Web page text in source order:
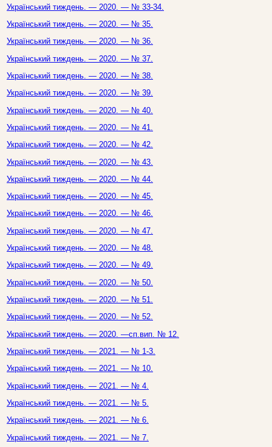
Український тиждень. — 2020. — № 33-34.
Український тиждень. — 2020. — № 35.
Український тиждень. — 2020. — № 36.
Український тиждень. — 2020. — № 37.
Український тиждень. — 2020. — № 38.
Український тиждень. — 2020. — № 39.
Український тиждень. — 2020. — № 40.
Український тиждень. — 2020. — № 41.
Український тиждень. — 2020. — № 42.
Український тиждень. — 2020. — № 43.
Український тиждень. — 2020. — № 44.
Український тиждень. — 2020. — № 45.
Український тиждень. — 2020. — № 46.
Український тиждень. — 2020. — № 47.
Український тиждень. — 2020. — № 48.
Український тиждень. — 2020. — № 49.
Український тиждень. — 2020. — № 50.
Український тиждень. — 2020. — № 51.
Український тиждень. — 2020. — № 52.
Український тиждень. — 2020. —сп.вип. № 12.
Український тиждень. — 2021. — № 1-3.
Український тиждень. — 2021. — № 10.
Український тиждень. — 2021. — № 4.
Український тиждень. — 2021. — № 5.
Український тиждень. — 2021. — № 6.
Український тиждень. — 2021. — № 7.